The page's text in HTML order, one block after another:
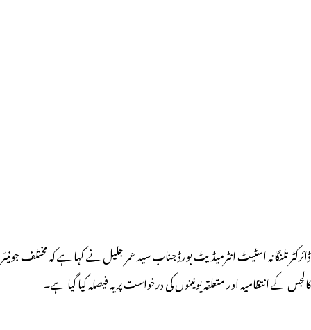
ڈائرکٹر تلنگانہ اسٹیٹ انٹرمیڈیٹ بورڈ جناب سید عمر جلیل نے کہا ہے کہ مختلف جونیئر
کالجس کے انتظامیہ اور متعلقہ یونینوں کی درخواست پر یہ فیصلہ کیا گیا ہے۔